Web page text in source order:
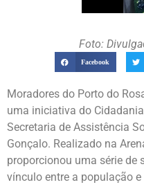
Foto:
Facebook
Moradores do Porto do
uma iniciativa do
Secretaria de Assistência
Gonçalo. Realizado na
proporcionou uma série de
vínculo entre a população